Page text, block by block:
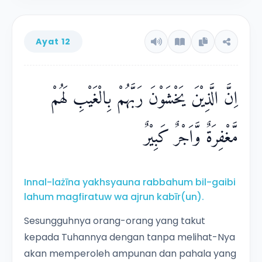
Ayat 12
اِنَّ الَّذِيْنَ يَخْشَوْنَ رَبَّهُمْ بِالْغَيْبِ لَهُمْ
مَّغْفِرَةٌ وَّاَجْرٌ كَبِيْرٌ
Innal-lażīna yakhsyauna rabbahum bil-gaibi
lahum magfiratuw wa ajrun kabīr(un).
Sesungguhnya orang-orang yang takut
kepada Tuhannya dengan tanpa melihat-Nya
akan memperoleh ampunan dan pahala yang